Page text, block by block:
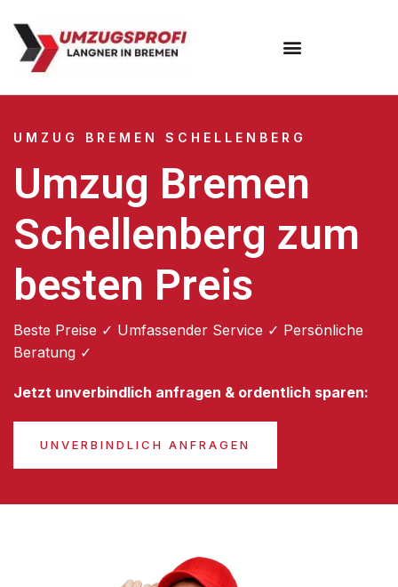
UMZUG BREMEN SCHELLENBERG
Umzug Bremen
Schellenberg zum
besten Preis
Beste Preise ✓ Umfassender Service ✓ Persönliche
Beratung ✓
Jetzt unverbindlich anfragen & ordentlich sparen:
UNVERBINDLICH ANFRAGEN